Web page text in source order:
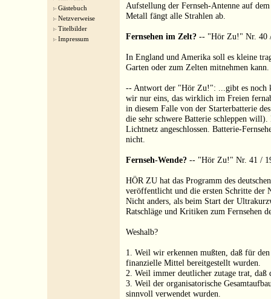
Gästebuch
Netzverweise
Titelbilder
Impressum
Aufstellung der Fernseh-Antenne auf
Metall fängt alle Strahlen ab.
Fernsehen im Zelt?-- "Hör Zu!" Nr. 40
In England und Amerika soll es kleine
Garten oder zum Zelten mitnehmen
-- Antwort der "Hör Zu!": ...gibt es noch
wir nur eins, das wirklich im Freien
in diesem Falle von der Starterbatterie
die sehr schwere Batterie schleppen will).
Lichtnetz angeschlossen. Batterie-
nicht.
Fernseh-Wende?-- "Hör Zu!" Nr. 41 /
HÖR ZU hat das Programm des
veröffentlicht und die ersten Schritte der
Nicht anders, als beim Start der
Ratschläge und Kritiken zum Fernsehen
Weshalb?
1. Weil wir erkennen mußten, daß für
finanzielle Mittel bereitgestellt wurden.
2. Weil immer deutlicher zutage trat, daß
3. Weil der organisatorische
sinnvoll verwendet wurden.